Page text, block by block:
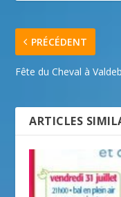
PRÉCÉDENT
Fête du Cheval à
ARTICLES